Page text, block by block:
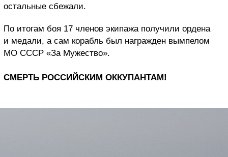
остальные сбежали.
По итогам боя 17 членов экипажа получили ордена
и медали, а сам корабль был награжден вымпелом
МО СССР «За Мужество».
СМЕРТЬ РОССИЙСКИМ ОККУПАНТАМ!